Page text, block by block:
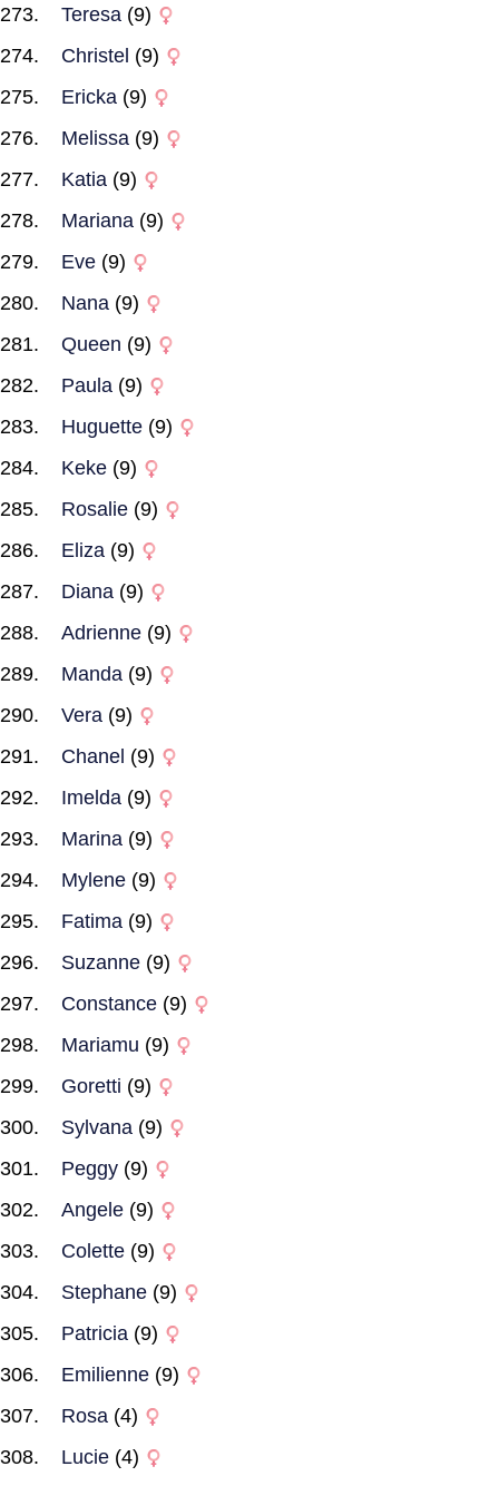
Teresa (9)
Christel (9)
Ericka (9)
Melissa (9)
Katia (9)
Mariana (9)
Eve (9)
Nana (9)
Queen (9)
Paula (9)
Huguette (9)
Keke (9)
Rosalie (9)
Eliza (9)
Diana (9)
Adrienne (9)
Manda (9)
Vera (9)
Chanel (9)
Imelda (9)
Marina (9)
Mylene (9)
Fatima (9)
Suzanne (9)
Constance (9)
Mariamu (9)
Goretti (9)
Sylvana (9)
Peggy (9)
Angele (9)
Colette (9)
Stephane (9)
Patricia (9)
Emilienne (9)
Rosa (4)
Lucie (4)